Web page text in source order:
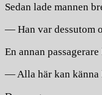
Sedan lade mannen
— Han var dessutom
En annan
— Alla här kan känna